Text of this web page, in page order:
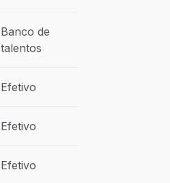
Banco de
talentos
Efetivo
Efetivo
Efetivo